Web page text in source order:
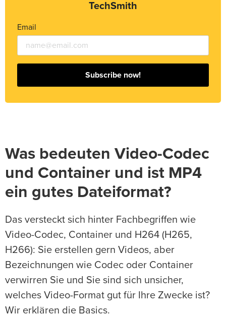
TechSmith
Email
Subscribe now!
Was bedeuten Video-Codec
und Container und ist MP4
ein gutes Dateiformat?
Das versteckt sich hinter Fachbegriffen wie
Video-Codec, Container und H264 (H265,
H266): Sie erstellen gern Videos, aber
Bezeichnungen wie Codec oder Container
verwirren Sie und Sie sind sich unsicher,
welches Video-Format gut für Ihre Zwecke ist?
Wir erklären die Basics.